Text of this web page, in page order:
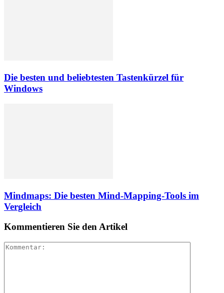
Die besten und beliebtesten Tastenkürzel für
Windows
Mindmaps: Die besten Mind-Mapping-Tools im
Vergleich
Kommentieren Sie den Artikel